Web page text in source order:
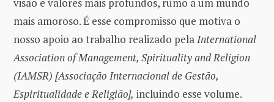
visão e valores mais profundos, rumo a um mundo
mais amoroso. É esse compromisso que motiva o
nosso apoio ao trabalho realizado pelaInternational
Association of Management, Spirituality and Religion
(IAMSR) [Associação Internacional de Gestão,
Espiritualidade e Religião], incluindo esse volume.